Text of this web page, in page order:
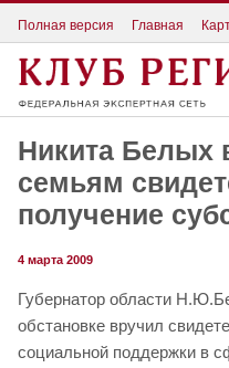
Полная версия Главная
Никита Белых
семьям
получение
4 марта 2009
Губернатор области
обстановке вручил
социальной поддержки в